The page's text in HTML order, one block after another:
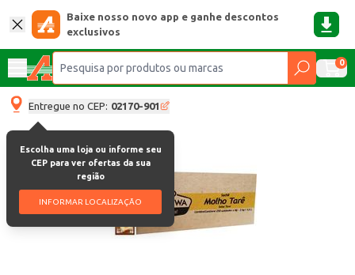
Baixe nosso novo app e ganhe descontos
exclusivos
0
Entregue no CEP: 02170-901
Escolha uma loja ou informe seu
CEP para ver ofertas da sua
região
INFORMAR LOCALIZAÇÃO